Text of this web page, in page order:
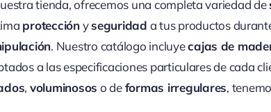
tienda, ofrecemos una completa variedad de
protecciónyseguridad a tus productos
. Nuestro catálogo incluyecajas de
a las especificaciones particulares de cada
, voluminosos o deformas irregulares,